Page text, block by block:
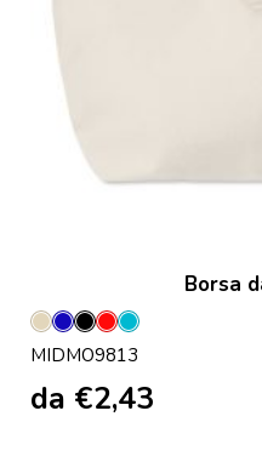
Borsa
Beige
BluNero
RossoTurchese
MIDMO9813
da €2,43